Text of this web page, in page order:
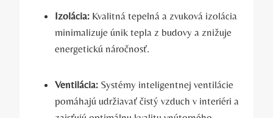
Izolácia: Kvalitná tepelná a zvuková izolácia
minimalizuje únik tepla z budovy a znižuje
energetickú náročnosť.
Ventilácia: Systémy inteligentnej ventilácie
pomáhajú udržiavať čistý vzduch v interiéri a